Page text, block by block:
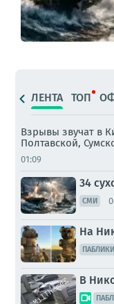
ЛЕНТА ТОП
Взрывы звучат в
Полтавской,
01:09
34
СМИ
На
ПАБЛИКИ
В